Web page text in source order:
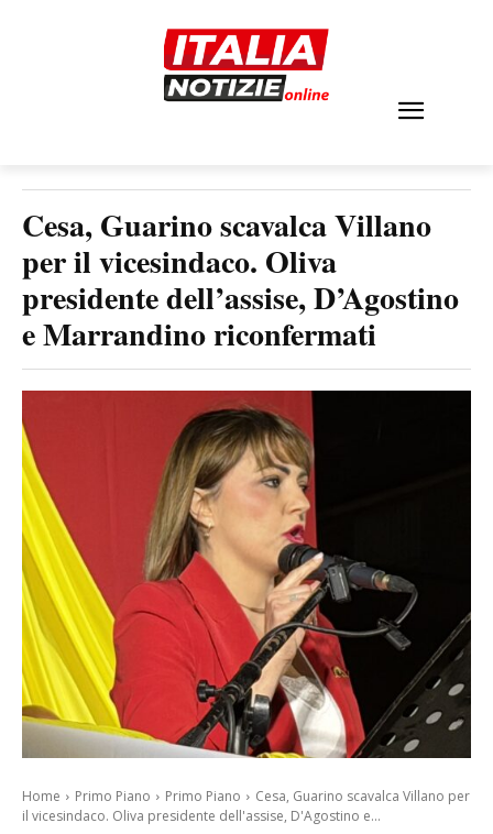
Cesa, Guarino scavalca Villano
per il vicesindaco. Oliva
presidente dell’assise, D’Agostino
e Marrandino riconfermati
Home Primo Piano Primo Piano
Cesa, Guarino scavalca Villano per
il vicesindaco. Oliva presidente dell'assise, D'Agostino e...